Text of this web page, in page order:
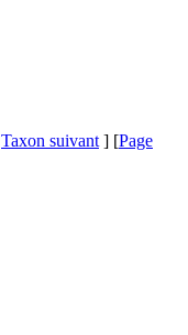
Taxon suivant ] [Page